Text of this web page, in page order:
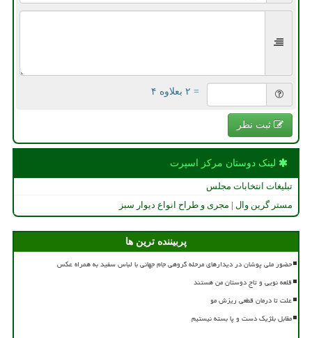
= ۲ بعلاوه ۴
ثبت نظر
لینک دوستان مركز اسپرت
تبلیغات انتخابات مجلس
مستر گرین وال | مجری و طراح انواع دیوار سبز
پربیننده ترین ها
حضور ملی پوشان در دیدارهای مرحله گروهی جام جهانی با لباس سفید به همراه عکس
قلعه نویی و تاج دوستان من هستند
علت تا درمان قطعی ریزش مو
مقابل بلژیک دست و پا بسته نیستیم